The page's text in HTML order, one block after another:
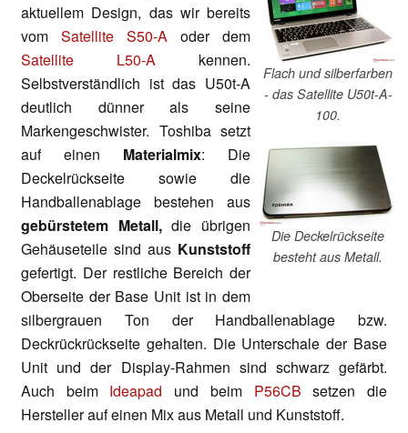
Flach und silberfarben
- das Satellite U50t-A-
100.
Die Deckelrückseite
besteht aus Metall.
aktuellem Design, das wir bereits
vom Satellite S50-A oder dem
Satellite L50-A kennen.
Selbstverständlich ist das U50t-A
deutlich dünner als seine
Markengeschwister. Toshiba setzt
auf einen Materialmix: Die
Deckelrückseite sowie die
Handballenablage bestehen aus
gebürstetem Metall,die übrigen
Gehäuseteile sind aus Kunststoff
gefertigt. Der restliche Bereich der
Oberseite der Base Unit ist in dem
silbergrauen Ton der Handballenablage bzw.
Deckrückrückseite gehalten. Die Unterschale der Base
Unit und der Display-Rahmen sind schwarz gefärbt.
Auch beim Ideapad und beim P56CB setzen die
Hersteller auf einen Mix aus Metall und Kunststoff.